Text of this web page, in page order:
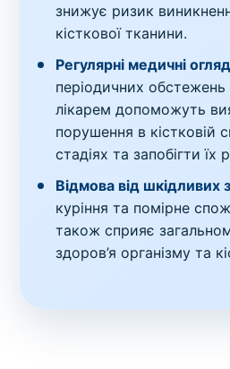
знижує ризик
кісткової тканини.
Регулярні медичні
періодичних обстежень
лікарем допоможуть
порушення в кістковій
стадіях та запобігти їх
Відмова від шкідливих
куріння та помірне
також сприяє
здоров’я організму та